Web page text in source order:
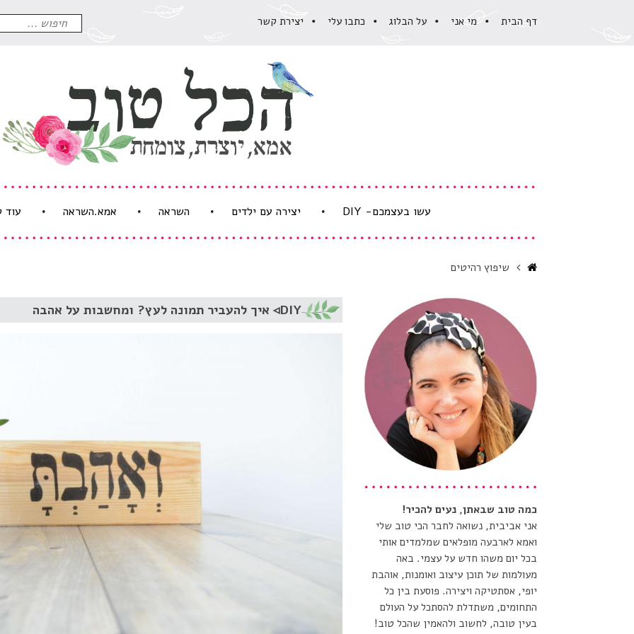
דף הבית מי אני על הבלוג ​כתבו עלי יצירת קשר חיפוש
עבור:
עשו בעצמכם- DIY יצירה עם ילדים השראה אמא.השראה עוד
Homeשיפוץ רהיטים
DIY◃ איך להעביר תמונה לעץ? ומחשבות על אהבה
כמה טוב שבאתן, נעים להכיר!
אני אביבית, נשואה לחבר הכי טוב שלי
ואמא לארבעה מופלאים שמלמדים אותי
בכל יום משהו חדש על עצמי. באה
מעולמות של תוכן עיצוב ואומנות, אוהבת
יופי, אסתטיקה ויצירה. פוסעת בין כל
התחומים, משתדלת להסתכל על העולם
בעין טובה, לחשוב ולהאמין שהכל טוב!